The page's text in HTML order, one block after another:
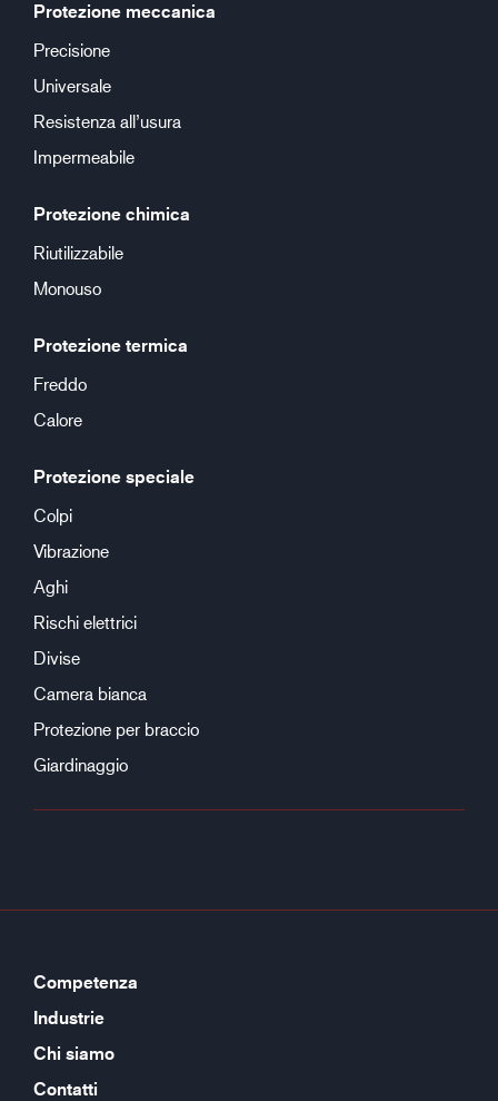
Protezione meccanica
Precisione
Universale
Resistenza all’usura
Impermeabile
Protezione chimica
Riutilizzabile
Monouso
Protezione termica
Freddo
Calore
Protezione speciale
Colpi
Vibrazione
Aghi
Rischi elettrici
Divise
Camera bianca
Protezione per braccio
Giardinaggio
Competenza
Industrie
Chi siamo
Contatti